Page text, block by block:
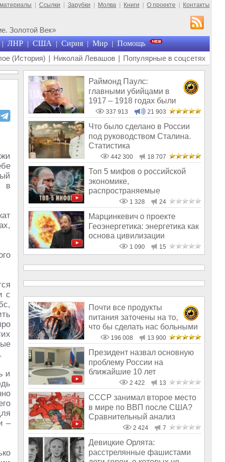
Ссылки Зарубки Молва Книги О проекте Контакты
Золотой Век»
| ЛНР | США | Сирия | Мир | Помощь
(История) | Николай Левашов | Популярные в соцсетях
в
с
и
–
Раймонд Паулс:
главными убийцами в
1917 – 1918 годах были
латыши и евреи, а не русс
337 913 21 903
Что было сделано в России
под руководством Сталина.
Статистика
442 300 18 707
Топ 5 мифов о российской
экономике,
распространяемые
политическими шулерами
1 328 24
Марцинкевич о проекте
Геоэнергетика: энергетика как
основа цивилизации
1 090 15
Почти все продукты
питания заточены на то,
что бы сделать нас больными
и бесплодным
196 008 13 900
Президент назвал основную
проблему России на
ближайшие 10 лет
2 422 13
СССР занимал второе место
в мире по ВВП после США?
Сравнительный анализ
2 424 7
Девицкие Орлята:
расстрелянные фашистами